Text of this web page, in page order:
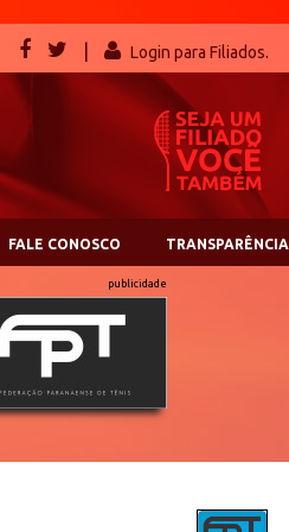
Login para Filiados.
FALE CONOSCO TRANSPARÊNCIA
publicidade